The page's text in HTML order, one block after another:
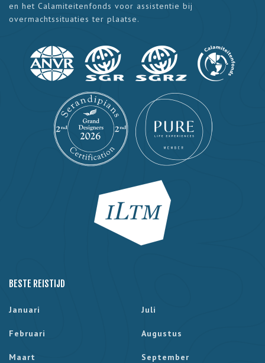
en het Calamiteitenfonds voor assistentie bij
overmachtssituaties ter plaatse.
BESTE REISTIJD
Januari
Februari
Maart
Juli
Augustus
September